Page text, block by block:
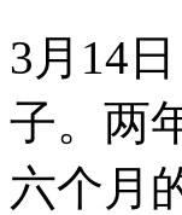
3月14
子。两
六个月